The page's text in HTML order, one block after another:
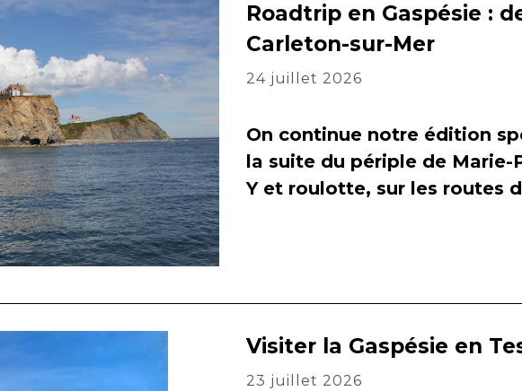
Roadtrip en Gaspésie :
Carleton-sur-Mer
24 juillet 2026
On continue notre édition
la suite du périple de Marie-
Y et roulotte, sur les routes
Visiter la Gaspésie en
23 juillet 2026